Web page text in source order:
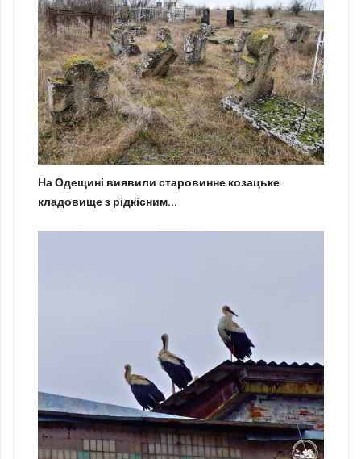
На Одещині виявили старовинне козацьке
кладовище з рідкісним...